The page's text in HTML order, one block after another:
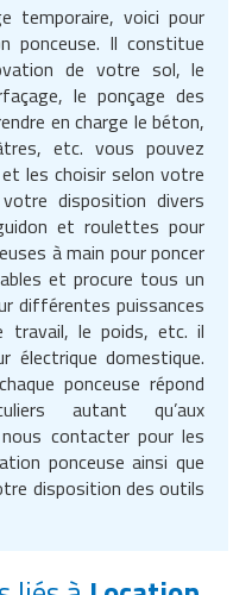
temporaire, voici pour
ponceuse. Il constitue
de votre sol, le
le ponçage des
en charge le béton,
etc. vous pouvez
les choisir selon votre
disposition divers
et roulettes pour
à main pour poncer
et procure tous un
différentes puissances
travail, le poids, etc. il
électrique domestique.
ponceuse répond
autant qu’aux
contacter pour les
ponceuse ainsi que
disposition des outils